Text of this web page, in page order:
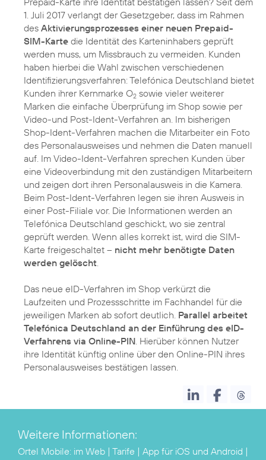
1. Juli 2017 verlangt der Gesetzgeber, dass im Rahmen
des Aktivierungsprozesses einer neuen Prepaid-
SIM-Karte die Identität des Karteninhabers geprüft
werden muss, um Missbrauch zu vermeiden. Kunden
haben hierbei die Wahl zwischen verschiedenen
Identifizierungsverfahren: Telefónica Deutschland bietet
Kunden ihrer Kernmarke O2 sowie vieler weiterer
Marken die einfache Überprüfung im Shop sowie per
Video-und Post-Ident-Verfahren an. Im bisherigen
Shop-Ident-Verfahren machen die Mitarbeiter ein Foto
des Personalausweises und nehmen die Daten manuell
auf. Im Video-Ident-Verfahren sprechen Kunden über
eine Videoverbindung mit den zuständigen Mitarbeitern
und zeigen dort ihren Personalausweis in die Kamera.
Beim Post-Ident-Verfahren legen sie ihren Ausweis in
einer Post-Filiale vor. Die Informationen werden an
Telefónica Deutschland geschickt, wo sie zentral
geprüft werden. Wenn alles korrekt ist, wird die SIM-
Karte freigeschaltet – nicht mehr benötigte Daten
werden gelöscht.
Das neue eID-Verfahren im Shop verkürzt die
Laufzeiten und Prozessschritte im Fachhandel für die
jeweiligen Marken ab sofort deutlich. Parallel arbeitet
Telefónica Deutschland an der Einführung des eID-
Verfahrens via Online-PIN. Hierüber können Nutzer
ihre Identität künftig online über den Online-PIN ihres
Personalausweises bestätigen lassen.
Weitere Informationen:
Ortel Mobile: im Web | Tarife | App für iOS und Android |